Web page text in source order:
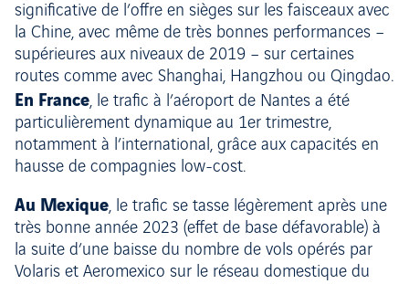
significative de l’offre en sièges sur les faisceaux avec
la Chine, avec même de très bonnes performances –
supérieures aux niveaux de 2019 – sur certaines
routes comme avec Shanghai, Hangzhou ou Qingdao.
En France, le trafic à l’aéroport de Nantes a été
particulièrement dynamique au 1er trimestre,
notamment à l’international, grâce aux capacités en
hausse de compagnies low-cost.
Au Mexique, le trafic se tasse légèrement après une
très bonne année 2023 (effet de base défavorable) à
la suite d’une baisse du nombre de vols opérés par
Volaris et Aeromexico sur le réseau domestique du